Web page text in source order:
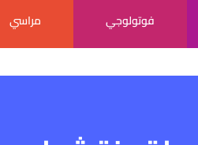
فوتولوجي مراسي